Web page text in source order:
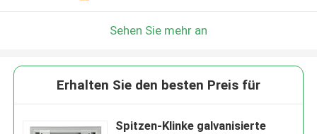
Sehen Sie mehr an
Erhalten Sie den besten Preis für
Spitzen-Klinke galvanisierte